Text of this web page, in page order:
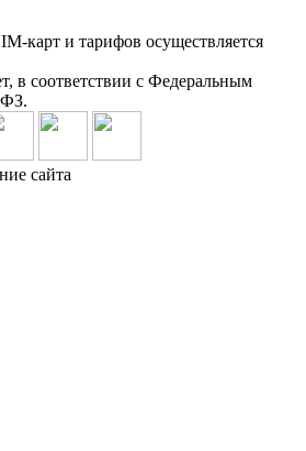
карт и тарифов осуществляется
в соответствии с Федеральным
ФЗ.
сайта